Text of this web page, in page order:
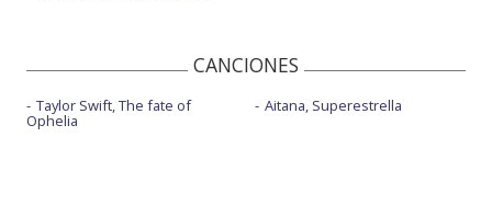
CANCIONES
Taylor Swift, The fate of
Ophelia
Aitana, Superestrella